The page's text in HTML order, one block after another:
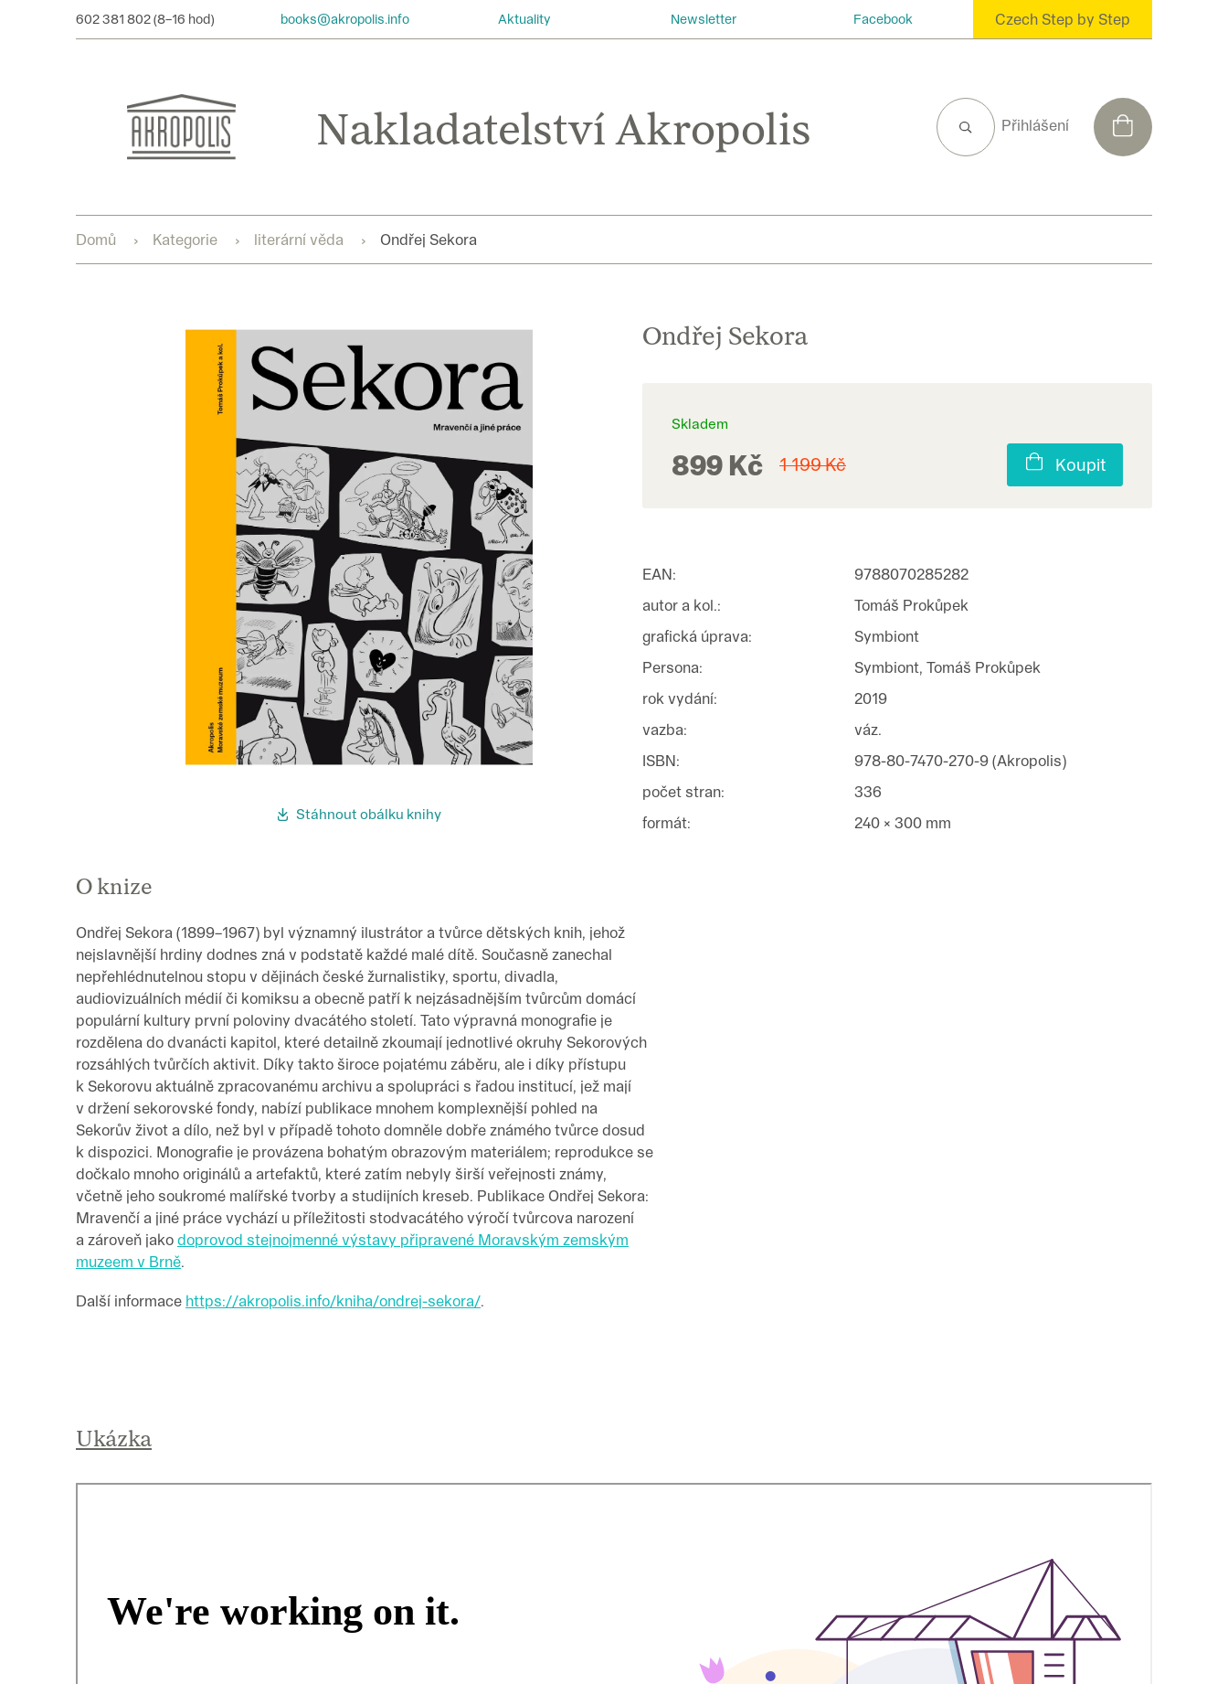
602 381 802 books@akropolis.info Aktuality Newsletter Facebook Czech Step by Step
Přihlášení
KOŠÍK
Domů Kategorie literární věda Ondřej Sekora
Stáhnout obálku knihy
Ondřej Sekora
Skladem
1 199 Kč
899 Kč Koupit
EAN:
9788070285282
autor a kol.:
Tomáš Prokůpek
grafická úprava:
Symbiont
Persona:
Symbiont, Tomáš Prokůpek
rok vydání:
2019
vazba:
váz.
ISBN:
978-80-7470-270-9 (Akropolis)
počet stran:
336
formát: 240 × 300 mm
O knize
Ondřej Sekora (1899–1967) byl významný ilustrátor a tvůrce dětských knih, jehož
nejslavnější hrdiny dodnes zná v podstatě každé malé dítě. Současně zanechal
nepřehlédnutelnou stopu v dějinách české žurnalistiky, sportu, divadla,
audiovizuálních médií či komiksu a obecně patří k nejzásadnějším tvůrcům domácí
populární kultury první poloviny dvacátého století. Tato výpravná monografie je
rozdělena do dvanácti kapitol, které detailně zkoumají jednotlivé okruhy Sekorových
rozsáhlých tvůrčích aktivit. Díky takto široce pojatému záběru, ale i díky přístupu
k Sekorovu aktuálně zpracovanému archivu a spolupráci s řadou institucí, jež mají
v držení sekorovské fondy, nabízí publikace mnohem komplexnější pohled na
Sekorův život a dílo, než byl v případě tohoto domněle dobře známého tvůrce dosud
k dispozici. Monografie je provázena bohatým obrazovým materiálem; reprodukce se
dočkalo mnoho originálů a artefaktů, které zatím nebyly širší veřejnosti známy,
včetně jeho soukromé malířské tvorby a studijních kreseb. Publikace Ondřej Sekora:
Mravenčí a jiné práce vychází u příležitosti stodvacátého výročí tvůrcova narození
a zároveň jako doprovod stejnojmenné výstavy připravené Moravským zemským
muzeem v Brně.
Další informace https://akropolis.info/kniha/ondrej-sekora/.
Ukázka